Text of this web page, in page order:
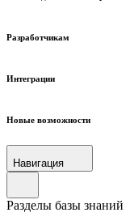
Разработчикам
Интеграции
Новые возможности
Навигация
Разделы базы знаний